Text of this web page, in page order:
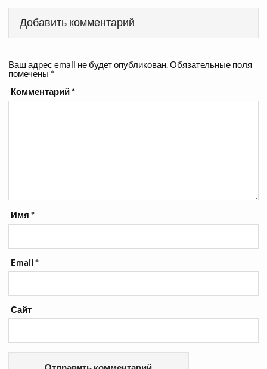
Добавить комментарий
Ваш адрес email не будет опубликован.Обязательные поля
помечены *
Комментарий*
Имя*
Email*
Сайт